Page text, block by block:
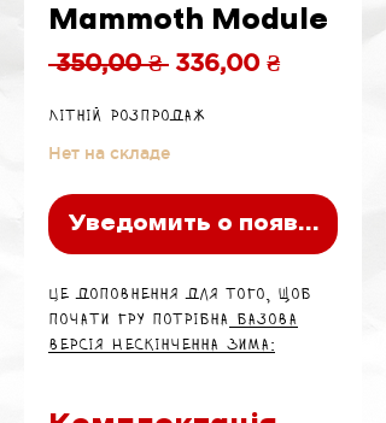
Mammoth Module
350,00 ₴ Обычная
336,00 ₴
Літній розпродаж
Нет на складе
Уведомить о появлении
Це доповнення для того, щоб
почати гру потрібна базова
версія Нескінченна Зима: